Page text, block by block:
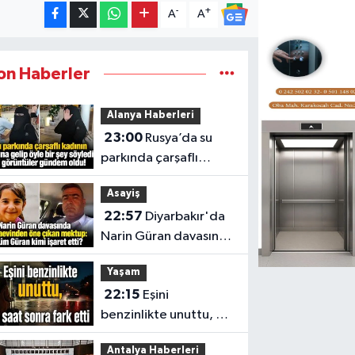
A- A+
Haberler
Alanya Haberleri
23:00
parkında çarşaflı
kadına sözlü tepki
Asayiş
22:57
Narin Güran davasında
Salim Güran'dan
mektup
Yaşam
22:15
benzinlikte unuttu, 6
saat sonra buluştular
Antalya Haberleri